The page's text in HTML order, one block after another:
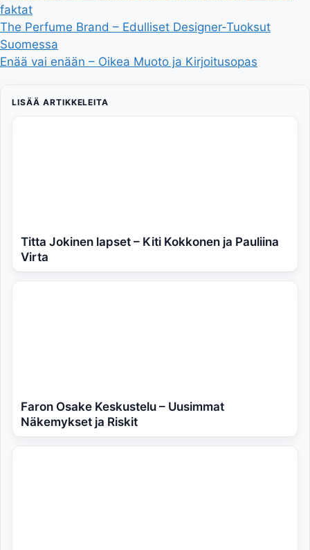
faktat
The Perfume Brand – Edulliset Designer-Tuoksut
Suomessa
Enää vai enään – Oikea Muoto ja Kirjoitusopas
LISÄÄ ARTIKKELEITA
Titta Jokinen lapset – Kiti Kokkonen ja Pauliina
Virta
Faron Osake Keskustelu – Uusimmat
Näkemykset ja Riskit